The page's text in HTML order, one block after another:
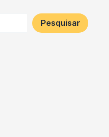
Pesquisar